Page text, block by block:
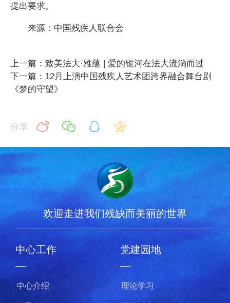
提出要求。
来源：中国残疾人联合会
上一篇：致美法大·雅蕴 | 爱的银河在法大流淌而过
下一篇：12月上演中国残疾人艺术团跨界融合舞台剧
《梦的守望》
分享
欢迎走进我们残缺而美丽的世界
中心工作
—
中心介绍
党建园地
—
理论学习